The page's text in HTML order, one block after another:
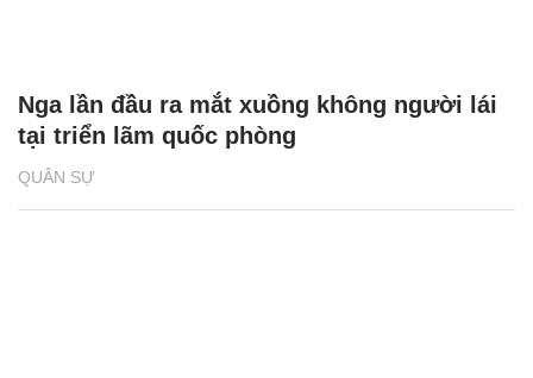
QUÂN SỰ
Nga lần đầu ra mắt xuồng không người lái
tại triển lãm quốc phòng